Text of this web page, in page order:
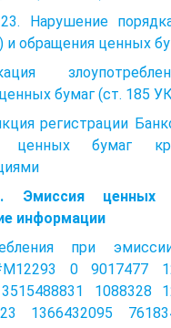
Нарушение
и обращения ценных
бумаг (ст. 185
регистрации
ценных бумаг
Эмиссия
информации
при
0 9017477
1088328
1366432095